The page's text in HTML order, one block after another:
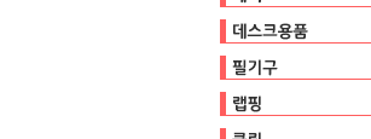
편지지/편지봉투
카드
가위/커터/스태이플러/펀치
자
마그넷
클리너
스탬프
테이프
펜/펜슬/리필
펜홀더/포켓
페이퍼
비닐포장
엠보서
포장장식